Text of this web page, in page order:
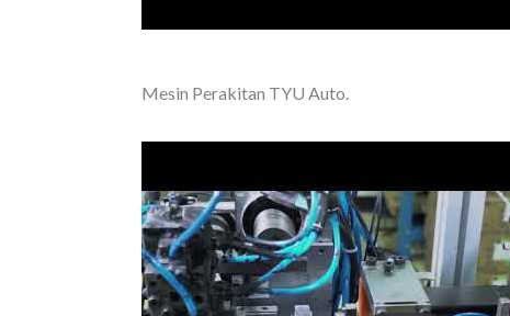
Mesin Perakitan TYU Auto.